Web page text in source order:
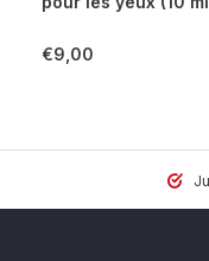
€9,00